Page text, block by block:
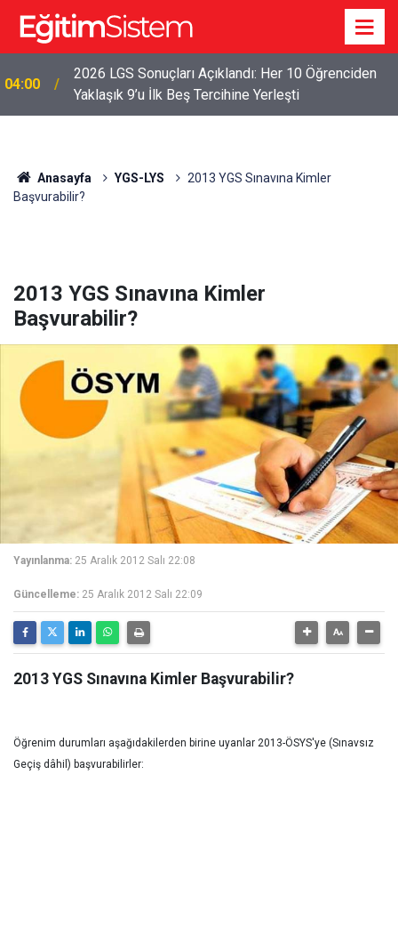
04:00
2026 LGS Sonuçları Açıklandı: Her 10 Öğrenciden
Yaklaşık 9’u İlk Beş Tercihine Yerleşti
Anasayfa YGS-LYS
2013 YGS Sınavına Kimler
Başvurabilir?
2013 YGS Sınavına Kimler
Başvurabilir?
Yayınlanma: 25 Aralık 2012 Salı 22:08
Güncelleme: 25 Aralık 2012 Salı 22:09
2013 YGS Sınavına Kimler Başvurabilir?
Öğrenim durumları aşağıdakilerden birine uyanlar 2013-ÖSYS'ye (Sınavsız
Geçiş dâhil) başvurabilirler: